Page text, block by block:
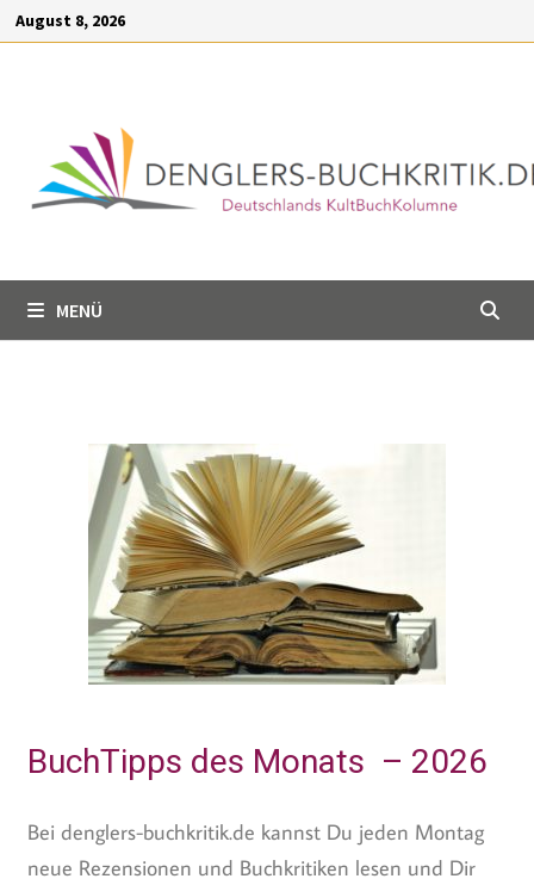
springen
August 8, 2026
MENÜ
BuchTipps des Monats – 2026
Bei denglers-buchkritik.de kannst Du jeden Montag
neue Rezensionen und Buchkritiken lesen und Dir